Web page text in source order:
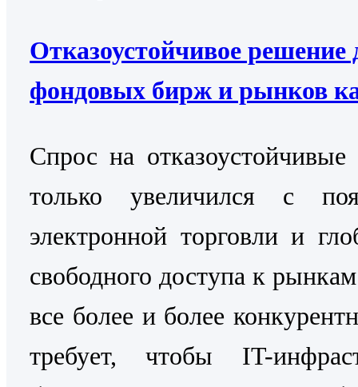
Отказоустойчивое решение
фондовых бирж и рынков
Cпрос на
только увеличился с
электронной торговли и
свободного доступа к
все более и более
требует, чтобы IT-